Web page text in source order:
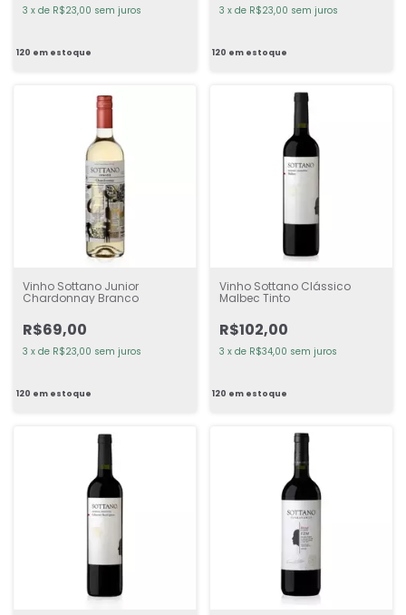
3 x de R$23,00 sem juros
120 em estoque
3 x de R$23,00 sem juros
120 em estoque
Vinho Sottano Junior
Chardonnay Branco
R$69,00
3 x de R$23,00 sem juros
120 em estoque
Vinho Sottano Clássico
Malbec Tinto
R$102,00
3 x de R$34,00 sem juros
120 em estoque